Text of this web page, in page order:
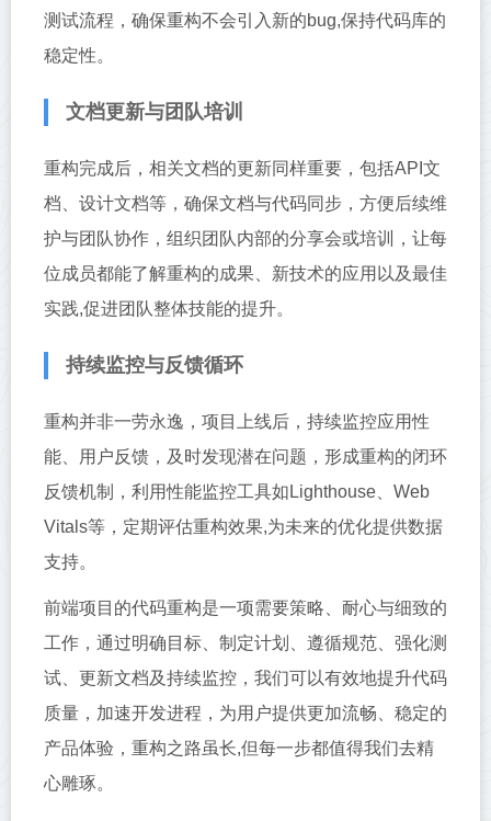
测试流程，确保重构不会引入新的bug,保持代码库的
稳定性。
文档更新与团队培训
重构完成后，相关文档的更新同样重要，包括API文
档、设计文档等，确保文档与代码同步，方便后续维
护与团队协作，组织团队内部的分享会或培训，让每
位成员都能了解重构的成果、新技术的应用以及最佳
实践,促进团队整体技能的提升。
持续监控与反馈循环
重构并非一劳永逸，项目上线后，持续监控应用性
能、用户反馈，及时发现潜在问题，形成重构的闭环
反馈机制，利用性能监控工具如Lighthouse、Web
Vitals等，定期评估重构效果,为未来的优化提供数据
支持。
前端项目的代码重构是一项需要策略、耐心与细致的
工作，通过明确目标、制定计划、遵循规范、强化测
试、更新文档及持续监控，我们可以有效地提升代码
质量，加速开发进程，为用户提供更加流畅、稳定的
产品体验，重构之路虽长,但每一步都值得我们去精
心雕琢。